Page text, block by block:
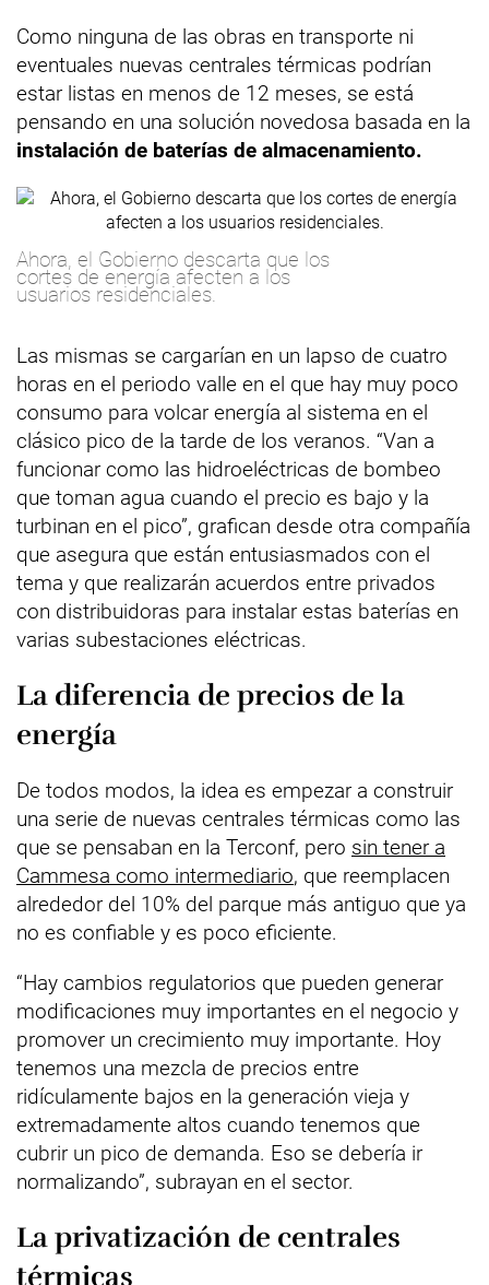
Como ninguna de las obras en transporte ni
eventuales nuevas centrales térmicas podrían
estar listas en menos de 12 meses, se está
pensando en una solución novedosa basada en la
instalación de baterías de almacenamiento.
Ahora, el Gobierno descarta que los
cortes de energía afecten a los
usuarios residenciales.
Las mismas se cargarían en un lapso de cuatro
horas en el periodo valle en el que hay muy poco
consumo para volcar energía al sistema en el
clásico pico de la tarde de los veranos. “Van a
funcionar como las hidroeléctricas de bombeo
que toman agua cuando el precio es bajo y la
turbinan en el pico”, grafican desde otra compañía
que asegura que están entusiasmados con el
tema y que realizarán acuerdos entre privados
con distribuidoras para instalar estas baterías en
varias subestaciones eléctricas.
La diferencia de precios de la
energía
De todos modos, la idea es empezar a construir
una serie de nuevas centrales térmicas como las
que se pensaban en la Terconf, pero sin tener a
Cammesa como intermediario, que reemplacen
alrededor del 10% del parque más antiguo que ya
no es confiable y es poco eficiente.
“Hay cambios regulatorios que pueden generar
modificaciones muy importantes en el negocio y
promover un crecimiento muy importante. Hoy
tenemos una mezcla de precios entre
ridículamente bajos en la generación vieja y
extremadamente altos cuando tenemos que
cubrir un pico de demanda. Eso se debería ir
normalizando”, subrayan en el sector.
La privatización de centrales
térmicas